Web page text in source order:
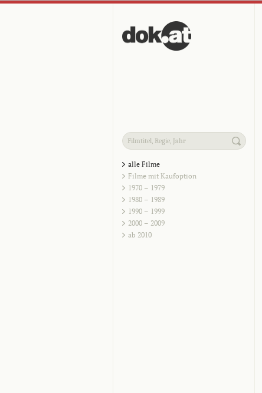
alle Filme
Filme mit Kaufoption
1970 – 1979
1980 – 1989
1990 – 1999
2000 – 2009
ab 2010